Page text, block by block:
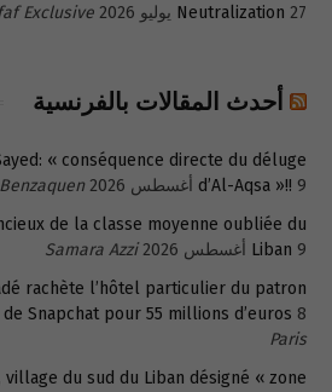
Neutralization 27 يوليو 2026 Exclusive
أحدث المقالات بالفرنسية
« conséquence directe du déluge
d’Al-Aqsa »!! 9 أغسطس 2026
de la classe moyenne oubliée du
Liban 9 أغسطس 2026
Samara Azzi
rachète l’hôtel particulier du patron
de Snapchat pour 55 millions d’euros 8 أغسطس 2026
Paris
village du sud du Liban désigné « zone